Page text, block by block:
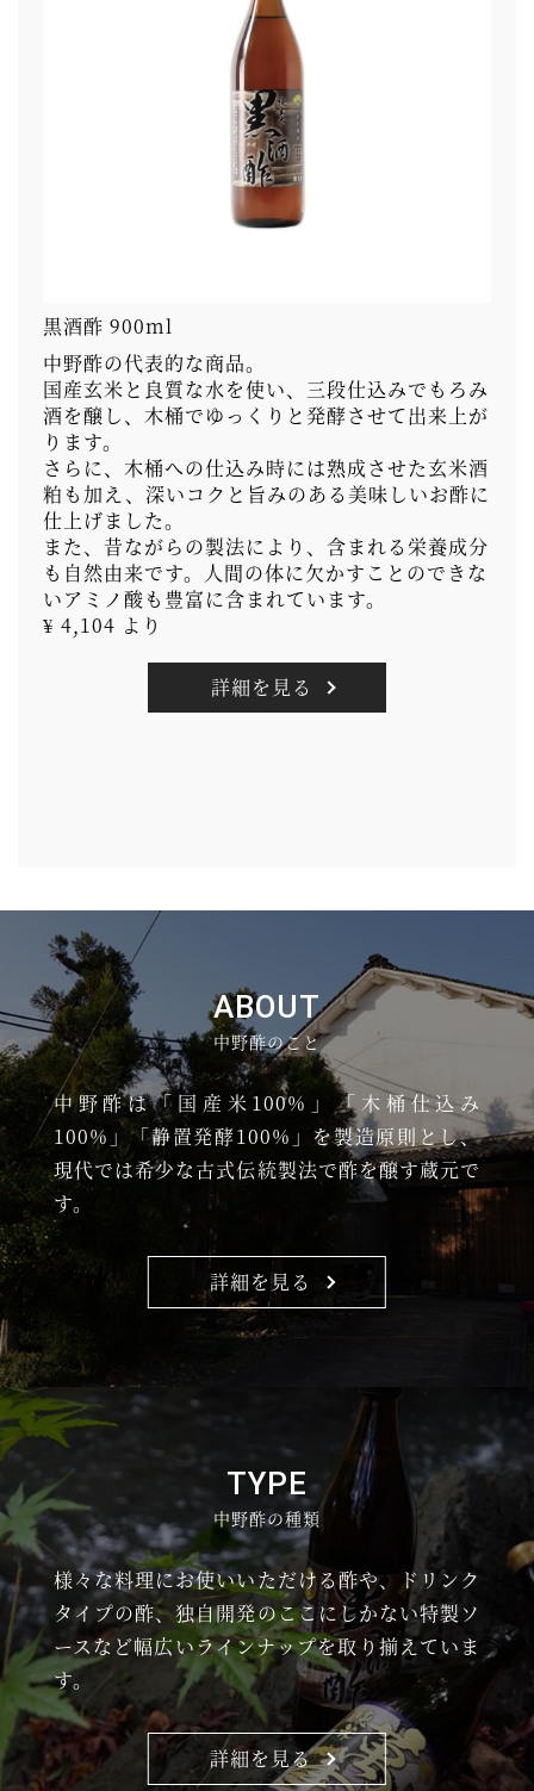
黒酒酢 900ml
中野酢の代表的な商品。
国産玄米と良質な水を使い、三段仕込みでもろみ
酒を醸し、木桶でゆっくりと発酵させて出来上が
ります。
さらに、木桶への仕込み時には熟成させた玄米酒
粕も加え、深いコクと旨みのある美味しいお酢に
仕上げました。
また、昔ながらの製法により、含まれる栄養成分
も自然由来です。人間の体に欠かすことのできな
いアミノ酸も豊富に含まれています。
¥ 4,104 より
詳細を見る
ABOUT
中野酢のこと
中野酢は「国産米100%」「木桶仕込み
100%」「静置発酵100%」を製造原則とし、
現代では希少な古式伝統製法で酢を醸す蔵元で
す。
詳細を見る
TYPE
中野酢の種類
様々な料理にお使いいただける酢や、ドリンク
タイプの酢、独自開発のここにしかない特製ソ
ースなど幅広いラインナップを取り揃えていま
す。
詳細を見る